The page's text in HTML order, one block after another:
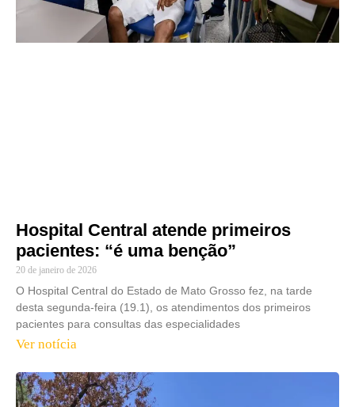
Hospital Central atende primeiros
pacientes: “é uma benção”
20 de janeiro de 2026
O Hospital Central do Estado de Mato Grosso fez, na tarde
desta segunda-feira (19.1), os atendimentos dos primeiros
pacientes para consultas das especialidades
Ver notícia